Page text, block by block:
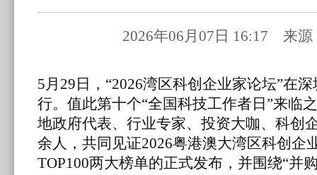
2026年06月07日 16:17 来源
5月29日，“2026湾区科创企业家论坛”在
行。值此第十个“全国科技工作者日”来临
地政府代表、行业专家、投资大咖、科创
余人，共同见证2026粤港澳大湾区科创企
TOP100两大榜单的正式发布，并围绕“并